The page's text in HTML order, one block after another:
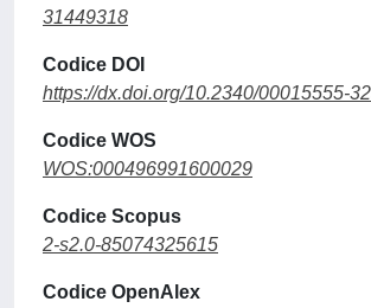
31449318
Codice DOI
https://dx.doi.org/10.2340/00015555-
Codice WOS
WOS:000496991600029
Codice Scopus
2-s2.0-85074325615
Codice OpenAlex